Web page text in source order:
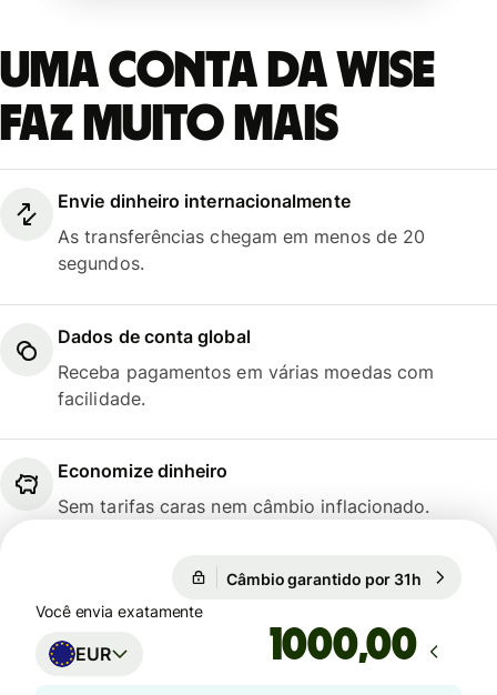
Uma conta da Wise
faz muito mais
Envie dinheiro internacionalmente
As transferências chegam em menos de 20
segundos.
Dados de conta global
Receba pagamentos em várias moedas com
facilidade.
Economize dinheiro
Sem tarifas caras nem câmbio inflacionado.
Câmbio garantido por 31h
Você envia exatamente
EUR ,00